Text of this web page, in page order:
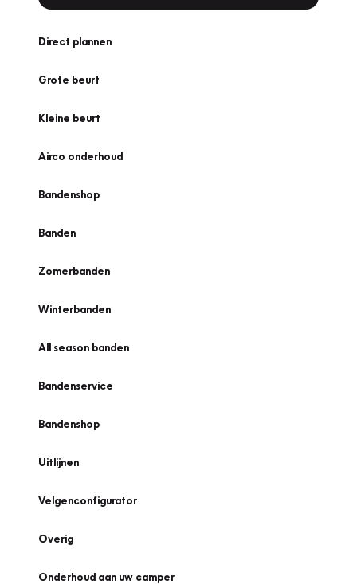
Direct plannen
Grote beurt
Kleine beurt
Airco onderhoud
Bandenshop
Banden
Zomerbanden
Winterbanden
All season banden
Bandenservice
Bandenshop
Uitlijnen
Velgenconfigurator
Overig
Onderhoud aan uw camper